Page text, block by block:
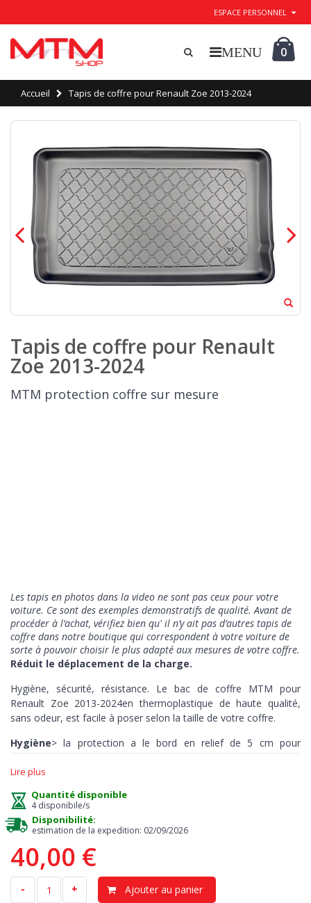
ESPACE PERSONNEL
0
Accueil Tapis de coffre pour Renault Zoe 2013-2024
Tapis de coffre pour Renault
Zoe 2013-2024
MTM protection coffre sur mesure
Les tapis en photos dans la video ne sont pas ceux pour votre
voiture. Ce sont des exemples demonstratifs de qualité. Avant de
procéder à l’achat, vérifiez bien qu' il n’y ait pas d’autres tapis de
coffre dans notre boutique qui correspondent à votre voiture de
sorte à pouvoir choisir le plus adapté aux mesures de votre coffre.
Réduit le déplacement de la charge.
Hygiène, sécurité, résistance. Le bac de coffre MTM pour
Renault Zoe 2013-2024en thermoplastique de haute qualité,
sans odeur, est facile à poser selon la taille de votre coffre.
Hygiène> la protection a le bord en relief de 5 cm pour
moment un entretien facile et immédiat, juste un jet d'eau, et
Sécurité> le mouvement de la charge est limité par la surface
antidérapante présente au milieu, il est donc idéal pour
d'un côté du coffre à l’autre.
Résistance> il retient les huiles, les produits chimiques et
résistant aux changements de climat. Designed in Italy, Made in
Lire plus
Quantité disponible
4 disponibile/s
Disponibilité:
estimation de la expedition: 02/09/2026
40,00 €
- + Ajouter au panier